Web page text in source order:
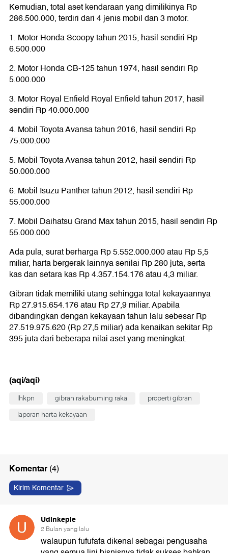
Kemudian, total aset kendaraan yang dimilikinya Rp
286.500.000, terdiri dari 4 jenis mobil dan 3 motor.
1. Motor Honda Scoopy tahun 2015, hasil sendiri Rp
6.500.000
2. Motor Honda CB-125 tahun 1974, hasil sendiri Rp
5.000.000
3. Motor Royal Enfield Royal Enfield tahun 2017, hasil
sendiri Rp 40.000.000
4. Mobil Toyota Avansa tahun 2016, hasil sendiri Rp
75.000.000
5. Mobil Toyota Avansa tahun 2012, hasil sendiri Rp
50.000.000
6. Mobil Isuzu Panther tahun 2012, hasil sendiri Rp
55.000.000
7. Mobil Daihatsu Grand Max tahun 2015, hasil sendiri Rp
55.000.000
Ada pula, surat berharga Rp 5.552.000.000 atau Rp 5,5
miliar, harta bergerak lainnya senilai Rp 280 juta, serta
kas dan setara kas Rp 4.357.154.176 atau 4,3 miliar.
Gibran tidak memiliki utang sehingga total kekayaannya
Rp 27.915.654.176 atau Rp 27,9 miliar. Apabila
dibandingkan dengan kekayaan tahun lalu sebesar Rp
27.519.975.620 (Rp 27,5 miliar) ada kenaikan sekitar Rp
395 juta dari beberapa nilai aset yang meningkat.
(aqi/aqi)
lhkpn gibran rakabuming raka properti gibran
laporan harta kekayaan